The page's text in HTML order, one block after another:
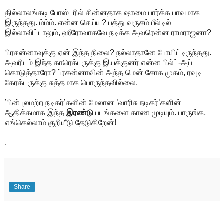
தில்லாலங்கடி போஸ்டரில் சின்னதாக ஷாமை பார்க்க பாவமாக
இருந்தது. ம்ம்ம். என்ன செய்ய? பத்து வருசம் பீல்டில்
இல்லாவிட்டாலும், ஹீரோவாகவே நடிக்க அவரென்ன ராமராஜனா?
பிரசன்னாவுக்கு ஏன் இந்த நிலை? நல்லாதானே போயிட்டிருந்தது.
அவரிடம் இந்த காரெக்டருக்கு இயக்குனர் என்ன பில்ட்-அப்
கொடுத்தாரோ? ப்ரசன்னாவின் அந்த மென் சோக முகம், ரவுடி
கேரக்டருக்கு சுத்தமாக பொருந்தவில்லை.
’பின்புலமற்ற நடிகர்’களின் மேலான ’வாரிசு நடிகர்’களின்
ஆதிக்கமாக இந்த இரண்டு படங்களை காண முடியும். பாருங்க,
எங்கெல்லாம் குறியீடு தேடுகிறேன்!
.
Share